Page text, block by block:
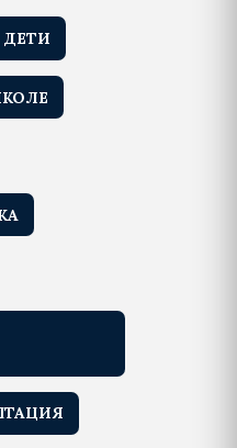
ДЕТИ